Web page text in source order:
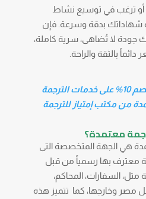
أو ترغب في توسيع نشاط
شهاداتك بدقة وسرعة. فإن
لا تُضاهى، سرية كاملة،
دائماً بالثقة والراحة.
أحصل الأن على خصم 10% على خدمات الترجمة
من مكتب إمتياز للترجمة
معتمدة؟
هي الجهة المتخصصة التى
معترف بها رسمياً من قبل
السفارات، المحاكم،
مصر وخارجها، كما تتميز هذه